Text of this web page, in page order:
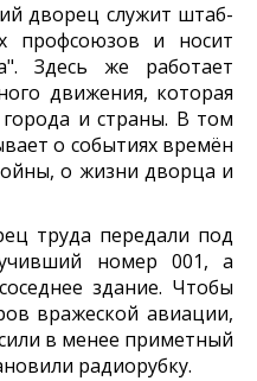
дворец служит штаб-
профсоюзов и носит
Здесь же работает
движения, которая
города и страны. В том
о событиях времён
о жизни дворца и
труда передали под
номер 001, а
здание. Чтобы
вражеской авиации,
в менее приметный
радиорубку.